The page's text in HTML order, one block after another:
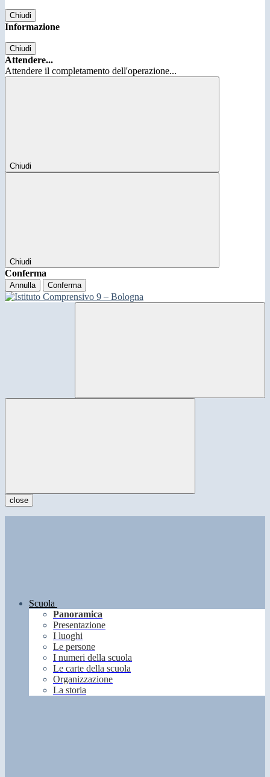
Chiudi
Informazione
Chiudi
Attendere...
Attendere il completamento dell'operazione...
Chiudi
Chiudi
Conferma
Annulla Conferma
close
Scuola
Panoramica
Presentazione
I luoghi
Le persone
I numeri della scuola
Le carte della scuola
Organizzazione
La storia